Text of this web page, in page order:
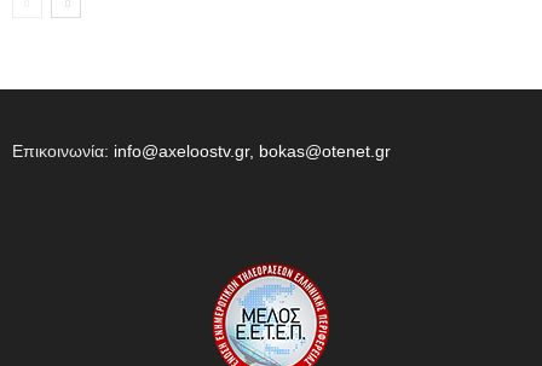
Επικοινωνία: info@axeloostv.gr, bokas@otenet.gr